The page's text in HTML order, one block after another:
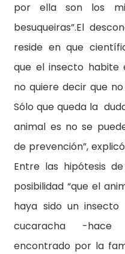
por ella son los
besuqueiras”.El
reside en que
que el insecto habite
no quiere decir que
Sólo que queda la
animal es no se
de prevención”,
Entre las hipótesis
posibilidad “que el
haya sido un
cucaracha -
encontrado por la